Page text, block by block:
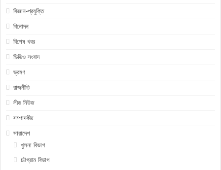
বিজ্ঞান-প্রযুক্তি
বিনোদন
বিশেষ খবর
ভিডিও সংবাদ
ভ্রমণ
রাজনীতি
লীড নিউজ
সম্পাদকীয়
সারাদেশ
খুলনা বিভাগ
চট্টগ্রাম বিভাগ